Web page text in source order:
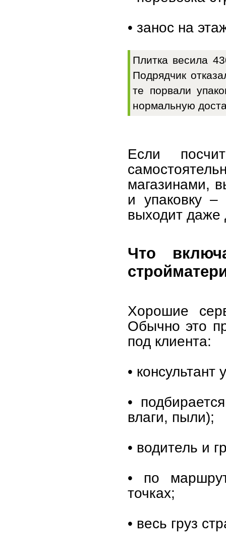
• занос на
Плитка весила
Подрядчик
те порвали
нормальную
Если
магазинами,
и упаковку –
выходит даже
Что
Хорошие
Обычно это
под клиента:
• консультант
•
влаги, пыли);
• водитель и
• по
точках;
• весь груз